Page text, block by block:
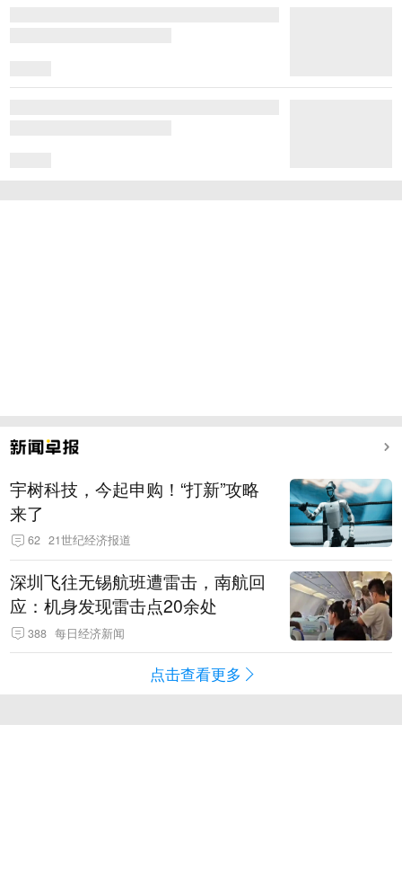
宇树科技，今起申购！“打新”攻略
来了
62 21世纪经济报道
深圳飞往无锡航班遭雷击，南航回
应：机身发现雷击点20余处
388 每日经济新闻
点击查看更多